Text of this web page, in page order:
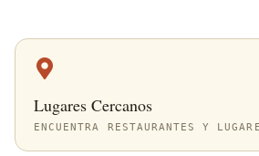
Lugares Cercanos
ENCUENTRA RESTAURANTES Y